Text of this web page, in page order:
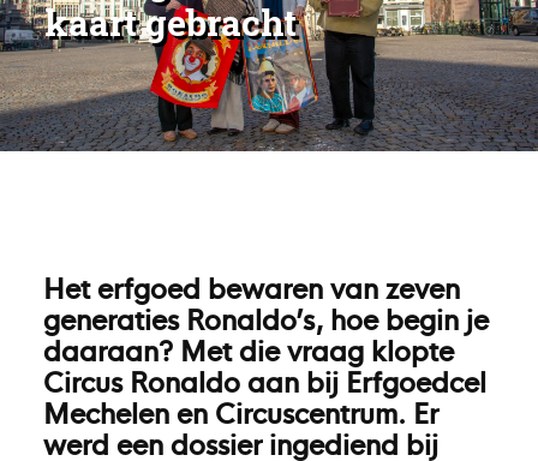
kaart gebracht
Het erfgoed bewaren van zeven
generaties Ronaldo’s, hoe begin je
daaraan? Met die vraag klopte
Circus Ronaldo aan bij Erfgoedcel
Mechelen en Circuscentrum. Er
werd een dossier ingediend bij